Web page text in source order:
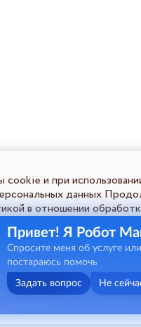
Статус дела Профиль
и при
данных
в отношении
персональной
Пользователь должен
ПД
Привет! Я Робот
Спросите меня об услуге
постараюсь помочь
Задать вопрос Не